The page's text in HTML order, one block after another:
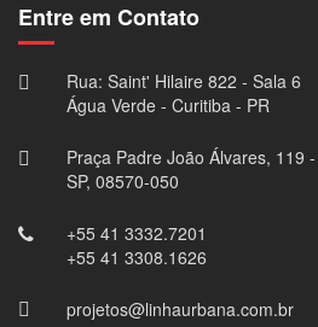
Entre em Contato
Rua: Saint' Hilaire 822 - Sala 6
Água Verde - Curitiba - PR
Praça Padre João Álvares, 119
SP, 08570-050
+55 41 3332.7201
+55 41 3308.1626
projetos@linhaurbana.com.br